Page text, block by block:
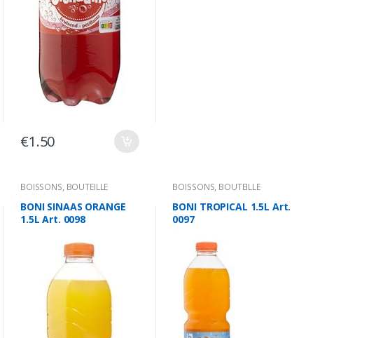
€1.50
BOISSONS, BOUTEILLE
BONI SINAAS ORANGE
1.5L Art. 0098
BOISSONS, BOUTEILLE
BONI TROPICAL 1.5L Art.
0097